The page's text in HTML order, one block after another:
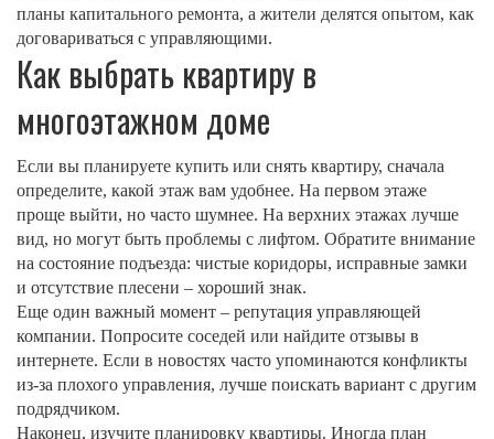
планы капитального ремонта, а жители делятся опытом, как
договариваться с управляющими.
Как выбрать квартиру в
многоэтажном доме
Если вы планируете купить или снять квартиру, сначала
определите, какой этаж вам удобнее. На первом этаже
проще выйти, но часто шумнее. На верхних этажах лучше
вид, но могут быть проблемы с лифтом. Обратите внимание
на состояние подъезда: чистые коридоры, исправные замки
и отсутствие плесени – хороший знак.
Еще один важный момент – репутация управляющей
компании. Попросите соседей или найдите отзывы в
интернете. Если в новостях часто упоминаются конфликты
из‑за плохого управления, лучше поискать вариант с другим
подрядчиком.
Наконец, изучите планировку квартиры. Иногда план